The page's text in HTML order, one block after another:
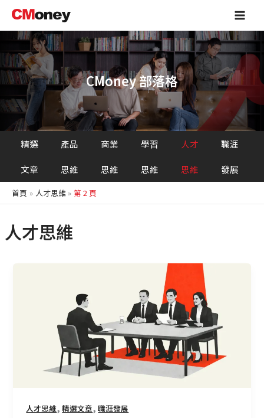
主
容
Main
CMoney 部落格
精選
文章
產品
思維
商業
思維
學習
思維
人才
思維
職涯
發展
首頁 人才思維 第 2 頁
人才思維
人才思維,精選文章,職涯發展
我